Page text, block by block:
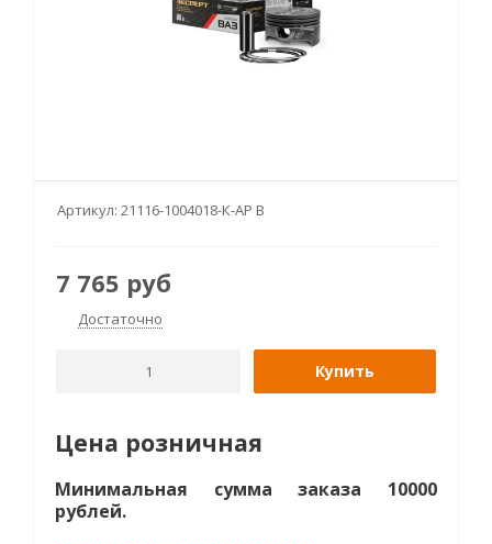
Артикул: 21116-1004018-К-АР B
7 765 руб
Достаточно
Купить
Цена розничная
Минимальная сумма заказа 10000
рублей.